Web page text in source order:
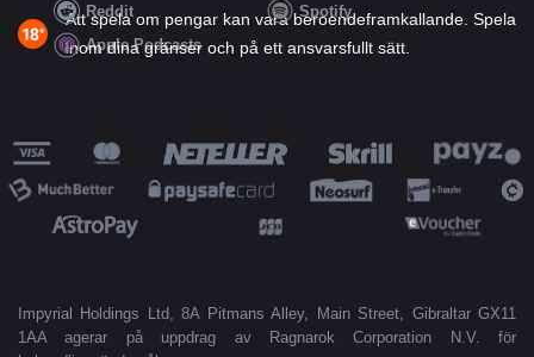
Reddit
Spotify
Apple Podcasts
Att spela om pengar kan vara beroendeframkallande. Spela
inom dina gränser och på ett ansvarsfullt sätt.
Impyrial Holdings Ltd, 8A Pitmans Alley, Main Street, Gibraltar GX11
1AA agerar på uppdrag av Ragnarok Corporation N.V. för